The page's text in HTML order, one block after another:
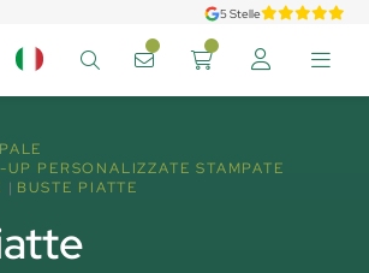
5 Stelle
UP PERSONALIZZATE STAMPATE
BUSTE PIATTE